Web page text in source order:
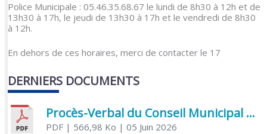
Police Municipale : 05.46.35.68.67 le lundi de 8h30 à 12h et de
13h30 à 17h, le jeudi de 13h30 à 17h et le vendredi de 8h30
à 12h.
En dehors de ces horaires, merci de contacter le 17
DERNIERS DOCUMENTS
Procès-Verbal du Conseil Municipal du 5 juin 2026
PDF| 566,98 Ko | 05 Juin 2026